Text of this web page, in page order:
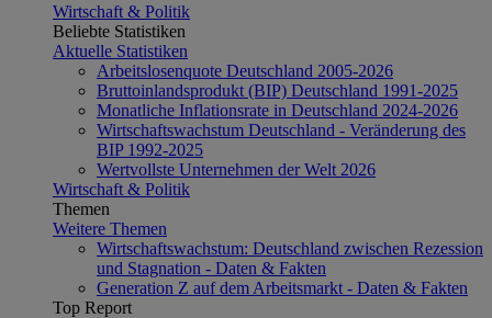
Wirtschaft & Politik
Beliebte Statistiken
Aktuelle Statistiken
Arbeitslosenquote Deutschland 2005-2026
Bruttoinlandsprodukt (BIP) Deutschland 1991-2025
Monatliche Inflationsrate in Deutschland 2024-2026
Wirtschaftswachstum Deutschland - Veränderung des
BIP 1992-2025
Wertvollste Unternehmen der Welt 2026
Wirtschaft & Politik
Themen
Weitere Themen
Wirtschaftswachstum: Deutschland zwischen Rezession
und Stagnation - Daten & Fakten
Generation Z auf dem Arbeitsmarkt - Daten & Fakten
Top Report